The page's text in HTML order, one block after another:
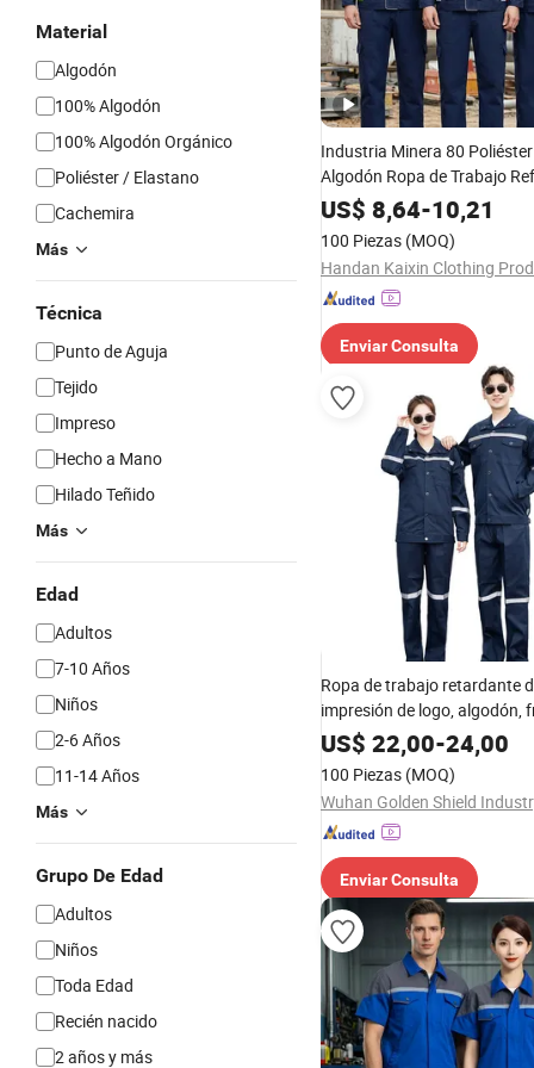
Material
Algodón
100% Algodón
100% Algodón Orgánico
Poliéster / Elastano
Cachemira
Más
Técnica
Punto de Aguja
Tejido
Impreso
Hecho a Mano
Hilado Teñido
Más
Edad
Adultos
7-10 Años
Niños
2-6 Años
11-14 Años
Más
Grupo De Edad
Adultos
Niños
Toda Edad
Recién nacido
2 años y más
Industria Minera 80
Algodón Ropa de Trabajo
Todo el Año Conjunto de
Equipos de Seguridad para
Trabajadores de Alta
US$ 8,64-10,21
100 Piezas (MOQ)
Enviar Consulta
Ropa de trabajo retardante
impresión de logo, algodón,
reflectantes, uniforme de
laboral para soldadura
US$ 22,00-24,00
100 Piezas (MOQ)
Enviar Consulta